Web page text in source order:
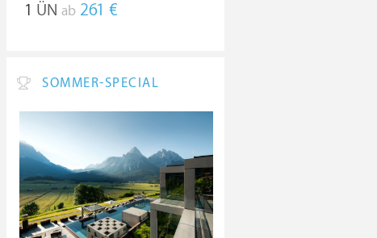
1 ÜN ab 261 €
SOMMER-SPECIAL